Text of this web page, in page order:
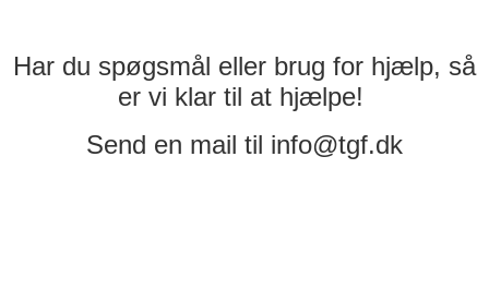
Har du spøgsmål eller brug for hjælp, så
er vi klar til at hjælpe!
Send en mail til info@tgf.dk